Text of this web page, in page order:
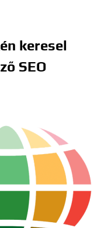
keresel
SEO